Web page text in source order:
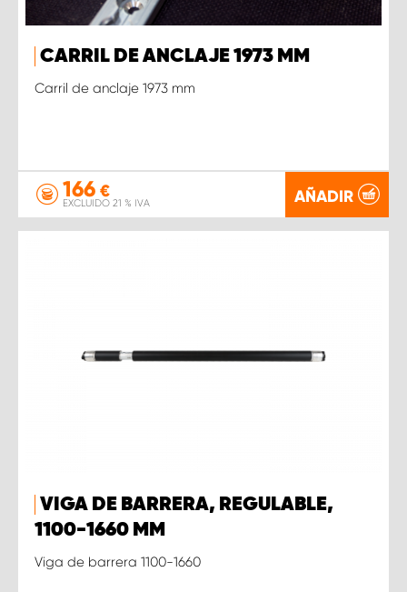
CARRIL DE ANCLAJE 1973 MM
Carril de anclaje 1973 mm
166 €
EXCLUIDO 21 % IVA AÑADIR
VIGA DE BARRERA, REGULABLE,
1100-1660 MM
Viga de barrera 1100-1660